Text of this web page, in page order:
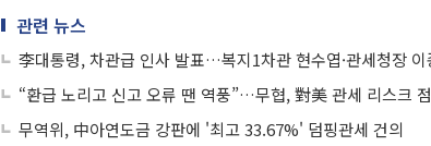
관련 뉴스
李대통령, 차관급 인사 발표…복지1차관 현수엽·관세청장 이
“환급 노리고 신고 오류 땐 역풍”…무협, 對美 관세 리스크
무역위, 中아연도금 강판에 '최고 33.67%' 덤핑관세 건의